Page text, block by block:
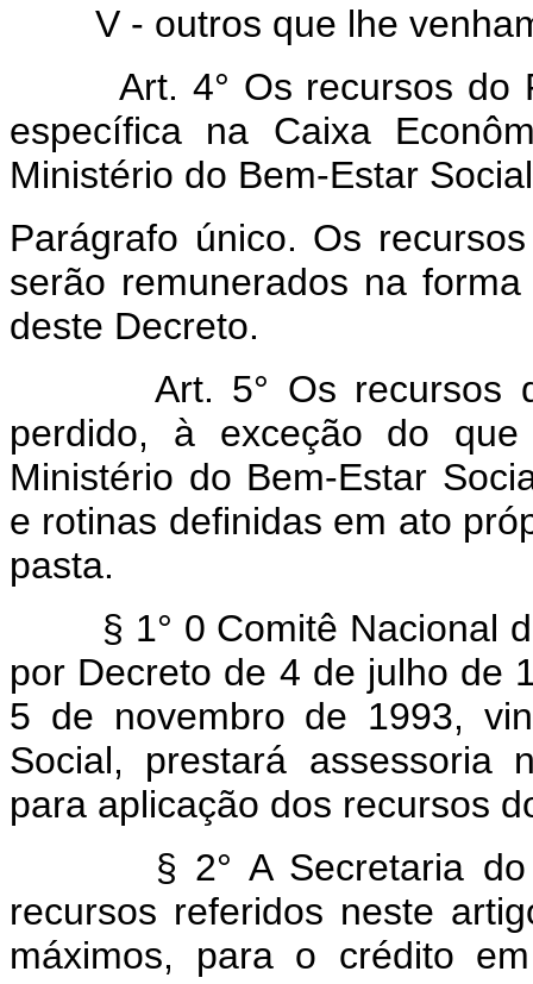
V - outros que lhe
Art. 4° Os recursos do
específica na Caixa
Ministério do Bem-Estar
Parágrafo único. Os
serão remunerados na
deste Decreto.
Art. 5° Os recursos do
perdido, à exceção do
Ministério do Bem-Estar
e rotinas definidas em ato
pasta.
§ 1° 0 Comitê Nacional
por Decreto de 4 de julho de
5 de novembro de 1993,
Social, prestará assessoria
para aplicação dos recursos
§ 2° A Secretaria do
recursos referidos neste
máximos, para o crédito